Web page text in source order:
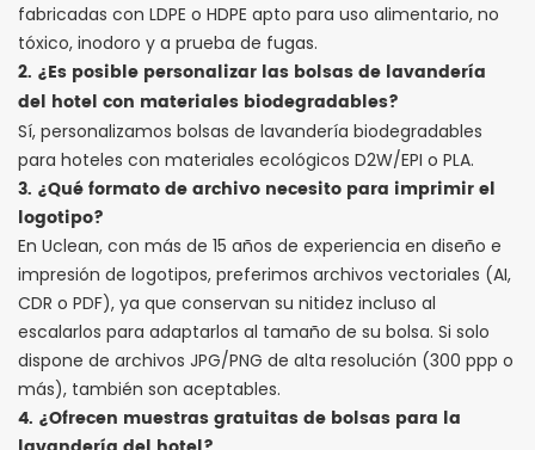
fabricadas con LDPE o HDPE apto para uso alimentario, no
tóxico, inodoro y a prueba de fugas.
2. ¿Es posible personalizar las bolsas de lavandería
del hotel con materiales biodegradables?
Sí, personalizamos bolsas de lavandería biodegradables
para hoteles con materiales ecológicos D2W/EPI o PLA.
3. ¿Qué formato de archivo necesito para imprimir el
logotipo?
En Uclean, con más de 15 años de experiencia en diseño e
impresión de logotipos, preferimos archivos vectoriales (AI,
CDR o PDF), ya que conservan su nitidez incluso al
escalarlos para adaptarlos al tamaño de su bolsa. Si solo
dispone de archivos JPG/PNG de alta resolución (300 ppp o
más), también son aceptables.
4. ¿Ofrecen muestras gratuitas de bolsas para la